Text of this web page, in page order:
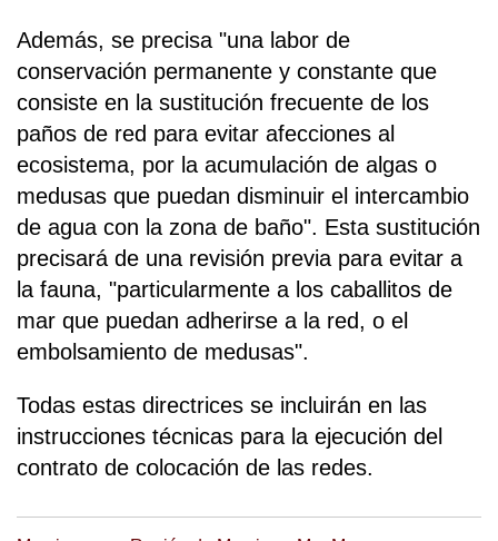
Además, se precisa "una labor de
conservación permanente y constante que
consiste en la sustitución frecuente de los
paños de red para evitar afecciones al
ecosistema, por la acumulación de algas o
medusas que puedan disminuir el intercambio
de agua con la zona de baño". Esta sustitución
precisará de una revisión previa para evitar a
la fauna, "particularmente a los caballitos de
mar que puedan adherirse a la red, o el
embolsamiento de medusas".
Todas estas directrices se incluirán en las
instrucciones técnicas para la ejecución del
contrato de colocación de las redes.